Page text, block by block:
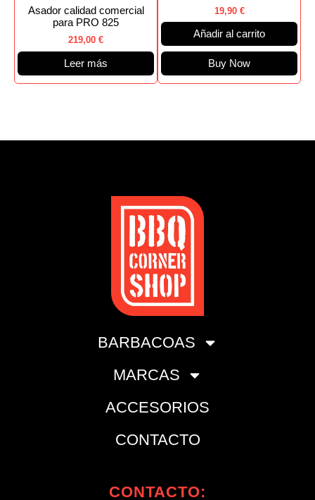
Asador calidad comercial
para PRO 825
219,00 €
Leer más
19,90 €
Añadir al carrito
Buy Now
BARBACOAS
MARCAS
ACCESORIOS
CONTACTO
CONTACTO: